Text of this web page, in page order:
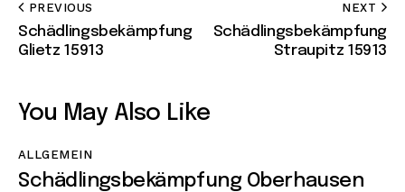
PREVIOUS
Schädlingsbekämpfung
Glietz 15913
NEXT
Schädlingsbekämpfung
Straupitz 15913
You May Also Like
ALLGEMEIN
Schädlingsbekämpfung Oberhausen